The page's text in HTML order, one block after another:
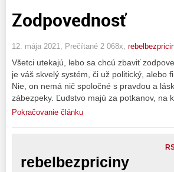
Zodpovednosť
12. mája 2021, Prečítané 2 068x,
Všetci utekajú, lebo sa chcú zbaviť
je váš skvelý systém, či už politický, alebo
Nie, on nemá nič spoločné s pravdou a
zábezpeky. Ľudstvo majú za potkanov, na
Pokračovanie článku
rebelbezpriciny